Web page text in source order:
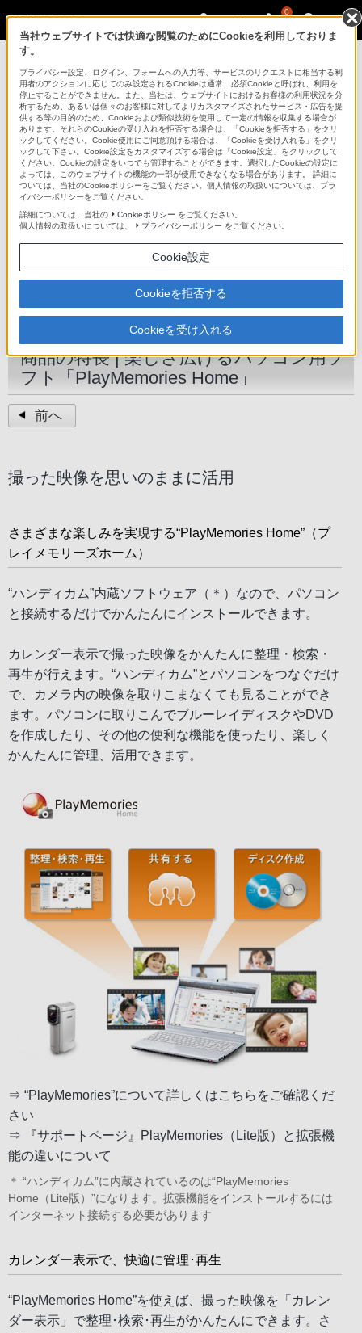
0
HDR-GW77V
デジタルHDビデオカメラレコーダー HDR-GW77V
商品の特長 | 楽しさ広げるパソコン用ソ
フト「PlayMemories Home」
前へ
撮った映像を思いのままに活用
さまざまな楽しみを実現する“PlayMemories Home”（プ
レイメモリーズホーム）
“ハンディカム”内蔵ソフトウェア（＊）なので、パソコン
と接続するだけでかんたんにインストールできます。
カレンダー表示で撮った映像をかんたんに整理・検索・
再生が行えます。“ハンディカム”とパソコンをつなぐだけ
で、カメラ内の映像を取りこまなくても見ることができ
ます。パソコンに取りこんでブルーレイディスクやDVD
を作成したり、その他の便利な機能を使ったり、楽しく
かんたんに管理、活用できます。
⇒ “PlayMemories”について詳しくはこちらをご確認くだ
さい
⇒
『サポートページ』PlayMemories（Lite版）と拡張機
能の違いについて
＊ “ハンディカム”に内蔵されているのは“PlayMemories
Home（Lite版）”になります。拡張機能をインストールするには
インターネット接続する必要があります
カレンダー表示で、快適に管理･再生
“PlayMemories Home”を使えば、撮った映像を「カレン
ダー表示」で整理･検索･再生がかんたんにできます。さ
当社ウェブサイトでは快適な閲覧のためにCookieを利用しておりま
す。
プライバシー設定、ログイン、フォームへの入力等、サービスのリクエストに相当する利
用者のアクションに応じてのみ設定されるCookieは通常、必須Cookieと呼ばれ、利用を
停止することができません。また、当社は、ウェブサイトにおけるお客様の利用状況を分
析するため、あるいは個々のお客様に対してよりカスタマイズされたサービス・広告を提
供する等の目的のため、Cookieおよび類似技術を使用して一定の情報を収集する場合が
あります。それらのCookieの受け入れを拒否する場合は、「Cookieを拒否する」をクリ
ックしてください。Cookie使用にご同意頂ける場合は、「Cookieを受け入れる」をクリ
ックして下さい。Cookie設定をカスタマイズする場合は「Cookie設定」をクリックして
ください。Cookieの設定をいつでも管理することができます。選択したCookieの設定に
よっては、このウェブサイトの機能の一部が使用できなくなる場合があります。 詳細に
ついては、当社のCookieポリシーをご覧ください。個人情報の取扱いについては、プラ
イバシーポリシーをご覧ください。
詳細については、当社の
Cookieポリシー をご覧ください。
個人情報の取扱いについては、
プライバシーポリシー をご覧ください。
Cookie設定
Cookieを拒否する
Cookieを受け入れる